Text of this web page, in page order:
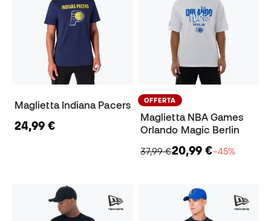
Maglietta Indiana Pacers
24,99 €
OFFERTA
Maglietta NBA Games
Orlando Magic Berlin
37,99 €20,99 €−45%